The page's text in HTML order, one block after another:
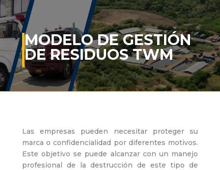
MODELO DE GESTIÓN
DE RESIDUOS TWM
Las empresas pueden necesitar proteger su
marca o confidencialidad por diferentes motivos.
Este objetivo se puede alcanzar con un manejo
profesional de la destrucción de este tipo de